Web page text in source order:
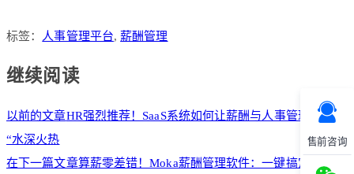
售前咨询
标签： 人事管理平台,薪酬管理
继续阅读
以前的文章HR强烈推荐！SaaS系统如何让薪酬与人事管理告别
“水深火热
在下一篇文章算薪零差错！Moka薪酬管理软件：一键搞定复杂薪